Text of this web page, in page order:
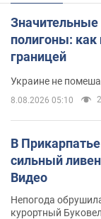
полигоны:
границей
Украине не
8.08.2026 05:10
В
сильный
Видео
Непогода
курортный